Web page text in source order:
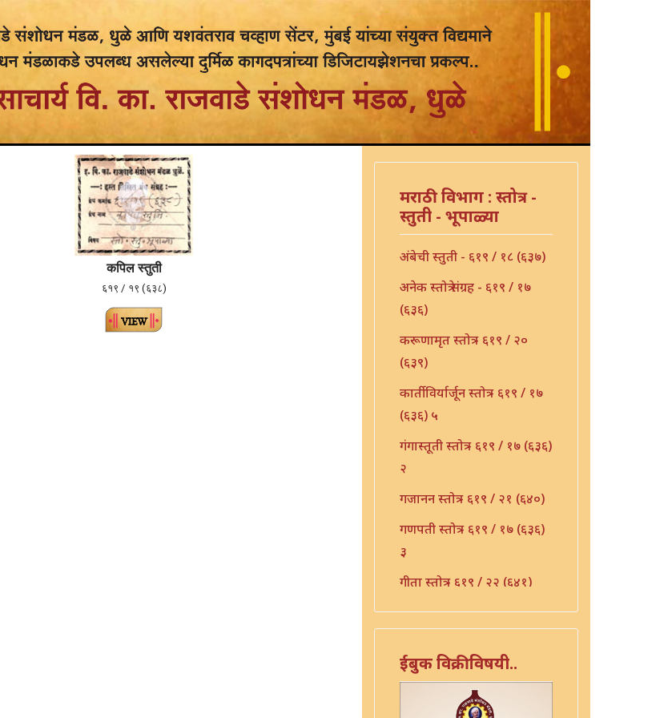
कपिल स्तुती
६१९ / १९ (६३८)
मराठी विभाग : स्तोत्र -
स्तुती - भूपाळ्या
अंबेची स्तुती - ६१९ / १८ (६३७)
अनेक स्तोत्रे संग्रह - ६१९ / १७
(६३६)
करूणामृत स्तोत्र - ६१९ / २०
(६३९)
कार्तीविर्यार्जून स्तोत्र - ६१९ / १७
(६३६) ५
गंगास्तूती स्तोत्र - ६१९ / १७ (६३६)
२
गजानन स्तोत्र - ६१९ / २१ (६४०)
गणपती स्तोत्र - ६१९ / १७ (६३६)
३
गीता स्तोत्र - ६१९ / २२ (६४१)
गुरु भुपाळी - ६१९ / २३ (६४२)
जय विठ्ठल - ६१९ / २५ (६४४)
ज्योतीर्लिंग नमस्कार - ६१९ / २६
ईबुक विक्रीविषयी..